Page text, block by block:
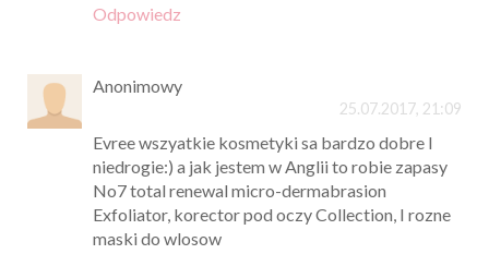
Odpowiedz
Anonimowy
25.07.2017, 21:09
Evree wszyatkie kosmetyki sa bardzo dobre I
niedrogie:) a jak jestem w Anglii to robie zapasy
No7 total renewal micro-dermabrasion
Exfoliator, korector pod oczy Collection, I rozne
maski do wlosow